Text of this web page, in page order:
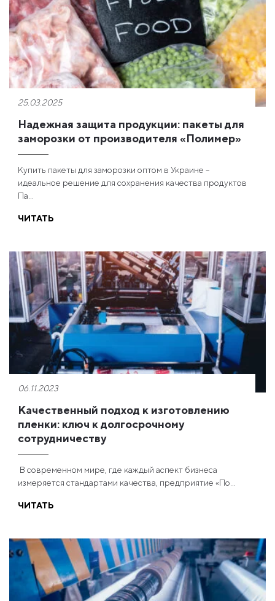
25.03.2025
Надежная защита продукции: пакеты для
заморозки от производителя «Полимер»
Купить пакеты для заморозки оптом в Украине –
идеальное решение для сохранения качества продуктов
Па...
ЧИТАТЬ
06.11.2023
Качественный подход к изготовлению
пленки: ключ к долгосрочному
сотрудничеству
В современном мире, где каждый аспект бизнеса
измеряется стандартами качества, предприятие «По...
ЧИТАТЬ